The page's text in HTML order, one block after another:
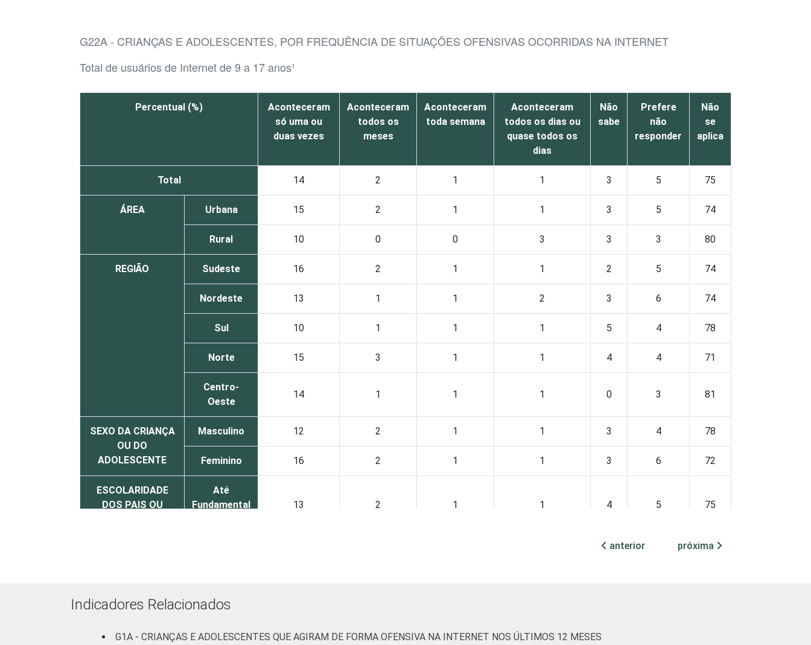
G22A - CRIANÇAS E ADOLESCENTES, POR FREQUÊNCIA DE SITUAÇÕES OFENSIVAS OCORRIDAS NA INTERNET
Total de usuários de Internet de 9 a 17 anos¹
Percentual (%)
Aconteceram
só uma ou
duas vezes
Aconteceram
todos os
meses
Aconteceram
toda semana
Aconteceram
todos os dias ou
quase todos os
dias
Não
sabe
Prefere
não
responder
Não
se
aplica
Total 14 2 1 1 3 5 75
ÁREA Urbana 15 2 1 1 3 5 74
Rural 10 0 0 3 3 3 80
REGIÃO Sudeste 16 2 1 1 2 5 74
Nordeste 13 1 1 2 3 6 74
Sul 10 1 1 1 5 4 78
Norte 15 3 1 1 4 4 71
Centro-
Oeste
14 1 1 1 0 3 81
SEXO DA CRIANÇA
OU DO
ADOLESCENTE
Masculino 12 2 1 1 3 4 78
Feminino 16 2 1 1 3 6 72
ESCOLARIDADE
DOS PAIS OU
Até
Fundamental
13 2 1 1 4 5 75
mais
FAIXA ETÁRIA DA
De 9 a 10
anterior próxima
Indicadores Relacionados
G1A - CRIANÇAS E ADOLESCENTES QUE AGIRAM DE FORMA OFENSIVA NA INTERNET NOS ÚLTIMOS 12 MESES